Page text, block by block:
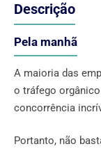
Descrição
Pela manhã
A maioria das
o tráfego
concorrência
Portanto, não